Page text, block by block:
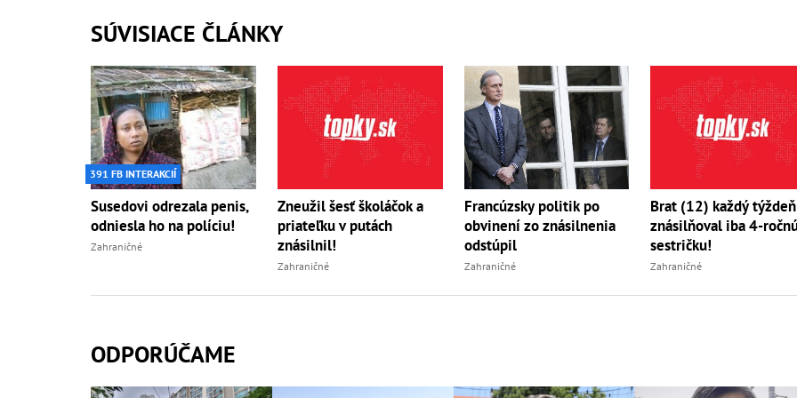
SÚVISIACE ČLÁNKY
391 FB INTERAKCIÍ
Susedovi odrezala penis,
odniesla ho na políciu!
Zahraničné
Zneužil šesť školáčok a
priateľku v putách
znásilnil!
Zahraničné
Francúzsky politik po
obvinení zo znásilnenia
odstúpil
Zahraničné
Brat (12) každý týždeň
znásilňoval iba 4-
sestričku!
Zahraničné
ODPORÚČAME